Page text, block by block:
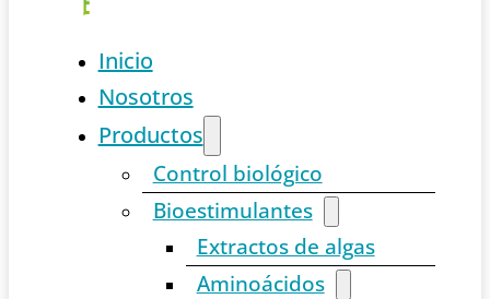
Inicio
Nosotros
Productos
Control biológico
Bioestimulantes
Extractos de algas
Aminoácidos